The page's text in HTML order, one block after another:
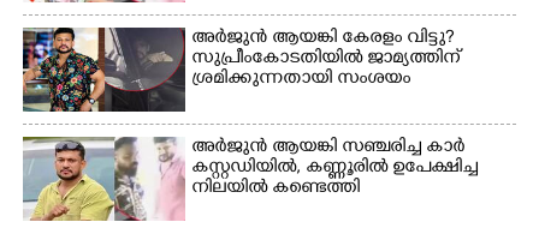
അർജുൻ ആയങ്കി കേരളം വിട്ടു?
സുപ്രീംകോടതിയിൽ ജാമ്യത്തിന്
ശ്രമിക്കുന്നതായി സംശയം
അർജുൻ ആയങ്കി സഞ്ചരിച്ച കാർ
കസ്റ്റഡിയിൽ,​ കണ്ണൂരിൽ ഉപേക്ഷിച്ച
നിലയിൽ കണ്ടെത്തി